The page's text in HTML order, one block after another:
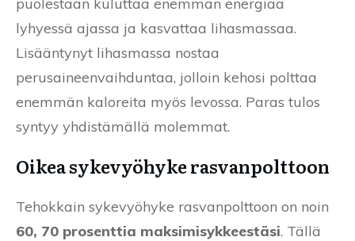
lyhyessä ajassa ja kasvattaa lihasmassaa.
Lisääntynyt lihasmassa nostaa
perusaineenvaihduntaa, jolloin kehosi polttaa
enemmän kaloreita myös levossa. Paras tulos
syntyy yhdistämällä molemmat.
Oikea sykevyöhyke rasvanpolttoon
Tehokkain sykevyöhyke rasvanpolttoon on noin
60, 70 prosenttia maksimisykkeestäsi. Tällä